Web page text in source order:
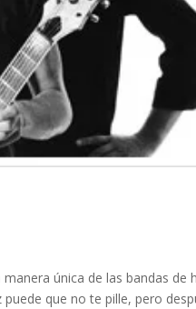
única de las bandas de
que no te pille, pero